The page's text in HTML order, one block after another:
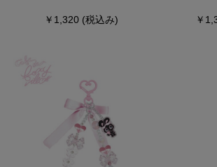
￥1,320 (税込み) ￥